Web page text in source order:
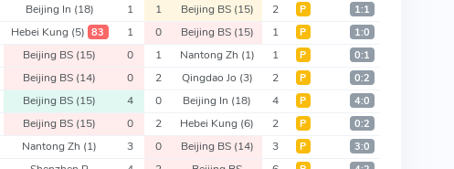
Beijing In (18) 1 1 Beijing BS (15) 2 Р 1:1
Hebei Kung (5) 83 1 0 Beijing BS (15) 1 Р 1:0
Beijing BS (15) 0 1 Nantong Zh (1) 1 Р 0:1
Beijing BS (14) 0 2 Qingdao Jo (3) 2 Р 0:2
Beijing BS (15) 4 0 Beijing In (18) 4 Р 4:0
Beijing BS (15) 0 2 Hebei Kung (6) 2 Р 0:2
Nantong Zh (1) 3 0 Beijing BS (14) 3 Р 3:0